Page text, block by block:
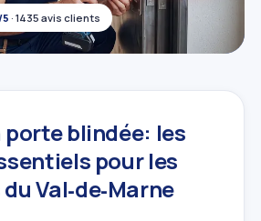
· 1435 avis clients
blindée: les
pour les
Val‑de‑Marne